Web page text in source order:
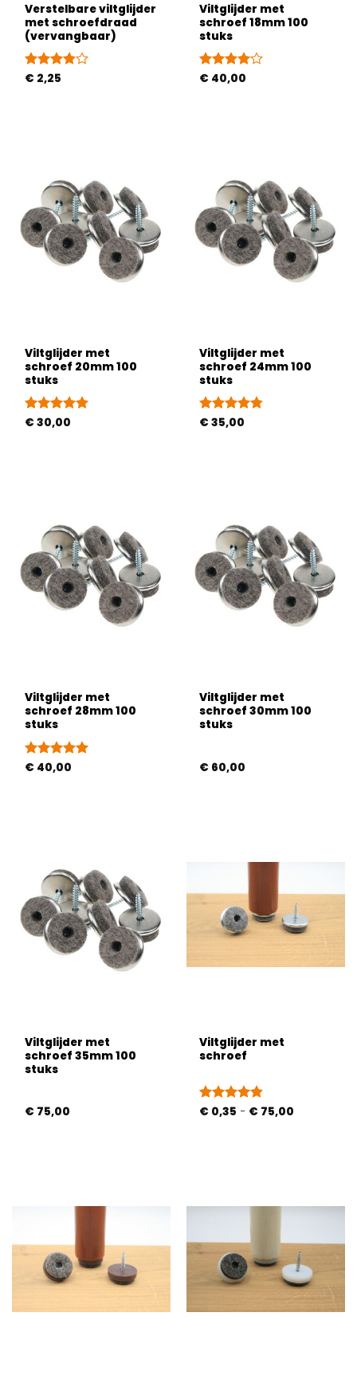
Verstelbare viltglijder
met schroefdraad
(vervangbaar)
Gewaardeerd
€ 2,25
Viltglijder met
schroef 18mm 100
stuks
Gewaardeerd
€ 40,00
Viltglijder met
schroef 20mm 100
stuks
Gewaardeerd
€ 30,00
Viltglijder met
schroef 24mm 100
stuks
Gewaardeerd
€ 35,00
Viltglijder met
schroef 28mm 100
stuks
Gewaardeerd
€ 40,00
Viltglijder met
schroef 30mm 100
stuks
€ 60,00
Viltglijder met
schroef 35mm 100
stuks
€ 75,00
Viltglijder met
schroef
Gewaardeerd
€ 0,35 - € 75,00